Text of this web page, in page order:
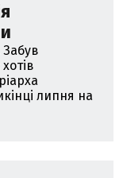
липня на